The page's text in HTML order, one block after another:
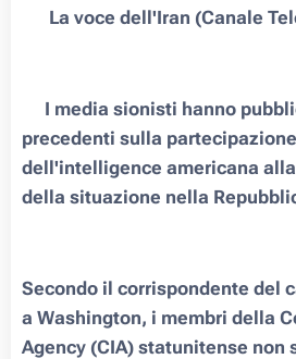
🇮🇷 La voce dell'Iran (Canale
❗️I media sionisti hanno
precedenti sulla
dell'intelligence americana
della situazione nella
Secondo il corrispondente del
a Washington, i membri della
Agency (CIA) statunitense non